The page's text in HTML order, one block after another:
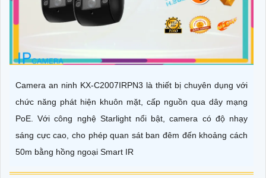
Camera an ninh KX-C2007IRPN3 là thiết bị chuyên dụng với
chức năng phát hiện khuôn mặt, cấp nguồn qua dây mạng
PoE. Với công nghệ Starlight nổi bật, camera có độ nhạy
sáng cực cao, cho phép quan sát ban đêm đến khoảng cách
50m bằng hồng ngoại Smart IR